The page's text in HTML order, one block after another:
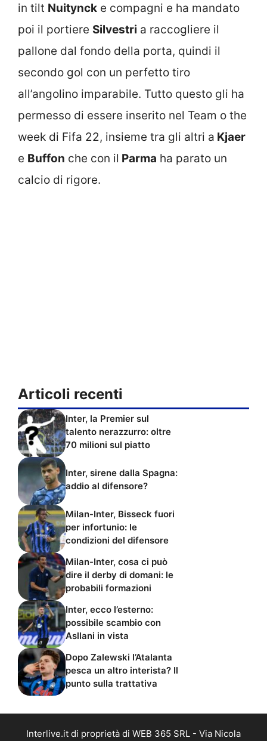
in tilt Nuitynck e compagni e ha mandato
poi il portiere Silvestri a raccogliere il
pallone dal fondo della porta, quindi il
secondo gol con un perfetto tiro
all’angolino imparabile. Tutto questo gli ha
permesso di essere inserito nel Team o the
week di Fifa 22, insieme tra gli altri a Kjaer
e Buffon che con il Parma ha parato un
calcio di rigore.
Articoli recenti
Inter, la Premier sul
talento nerazzurro: oltre
70 milioni sul piatto
Inter, sirene dalla Spagna:
addio al difensore?
Milan-Inter, Bisseck fuori
per infortunio: le
condizioni del difensore
Milan-Inter, cosa ci può
dire il derby di domani: le
probabili formazioni
Inter, ecco l’esterno:
possibile scambio con
Asllani in vista
Dopo Zalewski l’Atalanta
pesca un altro interista? Il
punto sulla trattativa
Interlive.it di proprietà di WEB 365 SRL - Via Nicola